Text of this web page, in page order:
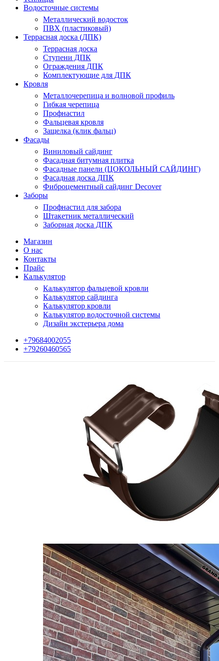
Водосточные системы
Металлический водосток
ПВХ (пластиковый)
Террасная доска (ДПК)
Террасная доска
Ступени ДПК
Ограждения ДПК
Комплектующие для ДПК
Кровля
Металлочерепица и волновой профиль
Гибкая черепица
Профнастил
Фальцевая кровля
Защелка (клик фальц)
Фасады
Виниловый сайдинг
Фасадная битумная плитка
Фасадные панели (ЦОКОЛЬНЫЙ САЙДИНГ)
Фасадная доска ДПК
Фиброцементный сайдинг Decover
Заборы
Профнастил для забора
Штакетник металлический
Заборная доска ДПК
Магазин
О нас
Контакты
Прайс
Калькулятор
Калькулятор фальцевой кровли
Калькулятор сайдинга
Калькулятор кровли
Калькулятор водосточной системы
Дизайн экстерьера дома
+79684002055
+79260460565